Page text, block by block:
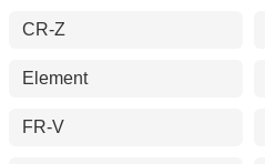
CR-Z
Element
FR-V